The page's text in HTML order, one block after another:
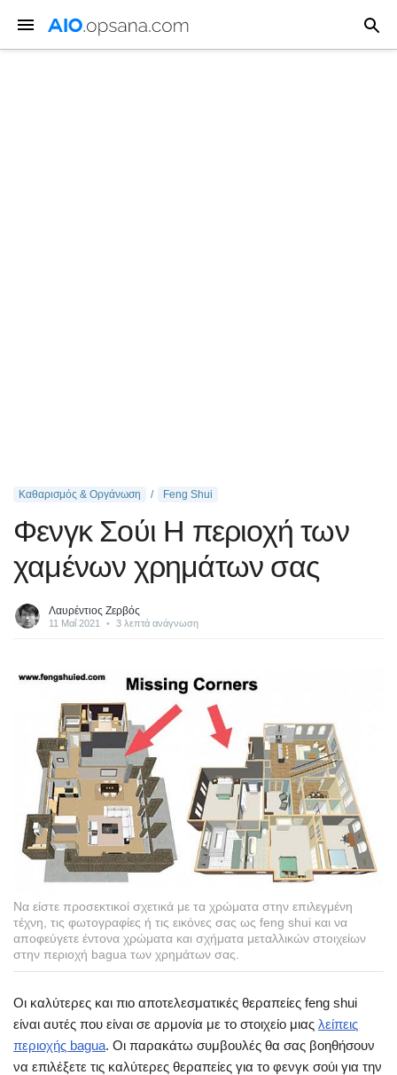
Καθαρισμός & Οργάνωση Feng Shui
Φενγκ Σούι Η περιοχή των
χαμένων χρημάτων σας
Λαυρέντιος Ζερβός
11 Μαΐ 2021 • 3 λεπτά ανάγνωση
Να είστε προσεκτικοί σχετικά με τα χρώματα στην επιλεγμένη
τέχνη, τις φωτογραφίες ή τις εικόνες σας ως feng shui και να
αποφεύγετε έντονα χρώματα και σχήματα μεταλλικών στοιχείων
στην περιοχή bagua των χρημάτων σας.
Οι καλύτερες και πιο αποτελεσματικές θεραπείες feng shui
είναι αυτές που είναι σε αρμονία με το στοιχείο μιας λείπεις
περιοχής bagua. Οι παρακάτω συμβουλές θα σας βοηθήσουν
να επιλέξετε τις καλύτερες θεραπείες για το φενγκ σούι για την